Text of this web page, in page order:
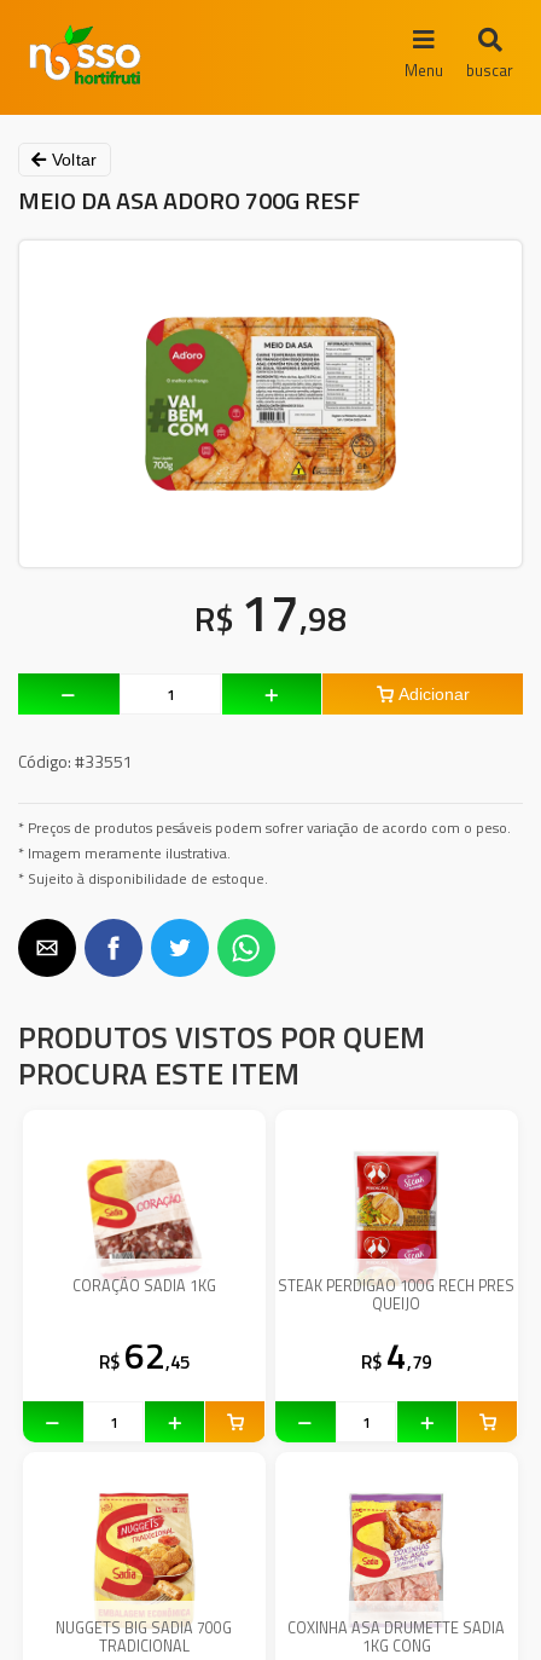
Menu buscar
Voltar
MEIO DA ASA ADORO 700G RESF
R$ 17,98
Adicionar
Código:#33551
* Preços de produtos pesáveis podem sofrer variação de acordo com o peso.
* Imagem meramente ilustrativa.
* Sujeito à disponibilidade de estoque.
PRODUTOS VISTOS POR QUEM
PROCURA ESTE ITEM
CORAÇÃO SADIA 1KG
R$ 62,45
STEAK PERDIGAO 100G RECH PRES
QUEIJO
R$ 4,79
NUGGETS BIG SADIA 700G
TRADICIONAL
COXINHA ASA DRUMETTE SADIA
1KG CONG